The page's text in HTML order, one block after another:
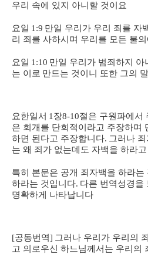
우리 속에 있지 아니할 것이요
요일 1:9 만일 우리가 우리 죄를 자
리 죄를 사하시며 우리를 모든 불
요일 1:10 만일 우리가 범죄하지
는 이로 만드는 것이니 또한 그의
요한일서 1 장8-10절은 구원파에서
은 회개를 단회적이라고 주장하며
하면 된다고 주장합니다. 그러나
는 왜 죄가 없는데도 자백을 하라
특히 본문은 공개 죄자백을 하라는
하라는 것입니다. 다른 번역성경을
명확하게 나타납니다
[공동번역] 그러나 우리가 우리의
고 의로우신 하느님께서는 우리의